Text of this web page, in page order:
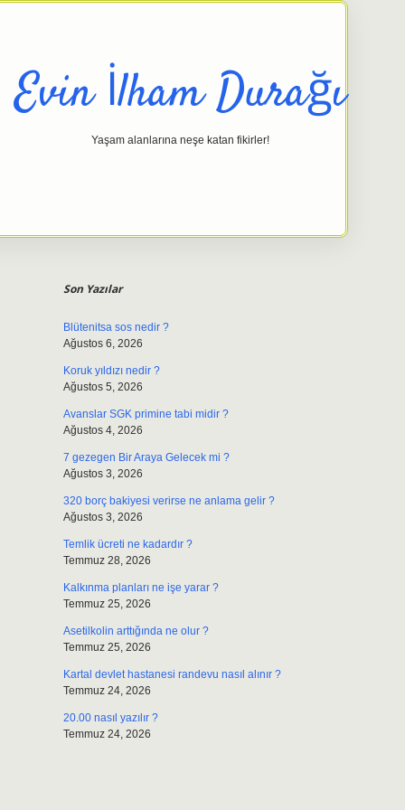
Evin İlham Durağı
Yaşam alanlarına neşe katan fikirler!
Son Yazılar
Blütenitsa sos nedir ?
Ağustos 6, 2026
Koruk yıldızı nedir ?
Ağustos 5, 2026
Avanslar SGK primine tabi midir ?
Ağustos 4, 2026
7 gezegen Bir Araya Gelecek mi ?
Ağustos 3, 2026
320 borç bakiyesi verirse ne anlama gelir ?
Ağustos 3, 2026
Temlik ücreti ne kadardır ?
Temmuz 28, 2026
Kalkınma planları ne işe yarar ?
Temmuz 25, 2026
Asetilkolin arttığında ne olur ?
Temmuz 25, 2026
Kartal devlet hastanesi randevu nasıl alınır ?
Temmuz 24, 2026
20.00 nasıl yazılır ?
Temmuz 24, 2026